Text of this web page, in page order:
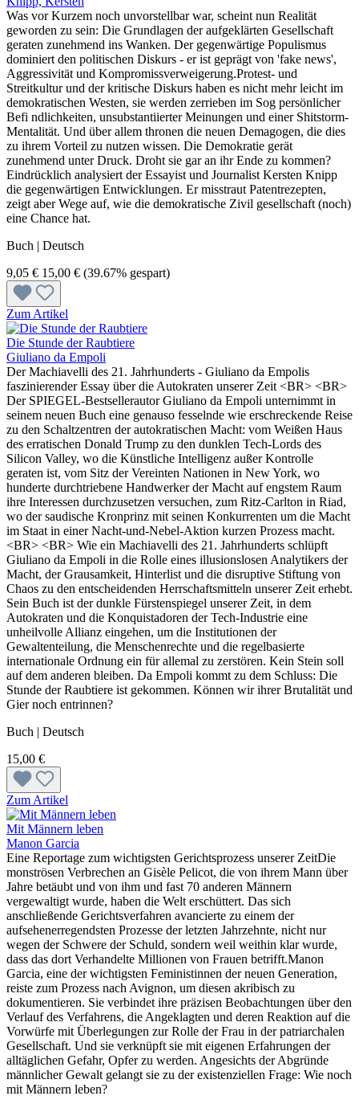
Was vor Kurzem noch unvorstellbar war, scheint nun Realität
geworden zu sein: Die Grundlagen der aufgeklärten Gesellschaft
geraten zunehmend ins Wanken. Der gegenwärtige Populismus
dominiert den politischen Diskurs - er ist geprägt von 'fake news',
Aggressivität und Kompromissverweigerung.Protest- und
Streitkultur und der kritische Diskurs haben es nicht mehr leicht im
demokratischen Westen, sie werden zerrieben im Sog persönlicher
Befi ndlichkeiten, unsubstantiierter Meinungen und einer Shitstorm-
Mentalität. Und über allem thronen die neuen Demagogen, die dies
zu ihrem Vorteil zu nutzen wissen. Die Demokratie gerät
zunehmend unter Druck. Droht sie gar an ihr Ende zu kommen?
Eindrücklich analysiert der Essayist und Journalist Kersten Knipp
die gegenwärtigen Entwicklungen. Er misstraut Patentrezepten,
zeigt aber Wege auf, wie die demokratische Zivil gesellschaft (noch)
eine Chance hat.
Buch | Deutsch
9,05 € 15,00 € (39.67% gespart)
Zum Artikel
Die Stunde der Raubtiere
Giuliano da Empoli
Der Machiavelli des 21. Jahrhunderts - Giuliano da Empolis
faszinierender Essay über die Autokraten unserer Zeit <BR> <BR>
Der SPIEGEL-Bestsellerautor Giuliano da Empoli unternimmt in
seinem neuen Buch eine genauso fesselnde wie erschreckende Reise
zu den Schaltzentren der autokratischen Macht: vom Weißen Haus
des erratischen Donald Trump zu den dunklen Tech-Lords des
Silicon Valley, wo die Künstliche Intelligenz außer Kontrolle
geraten ist, vom Sitz der Vereinten Nationen in New York, wo
hunderte durchtriebene Handwerker der Macht auf engstem Raum
ihre Interessen durchzusetzen versuchen, zum Ritz-Carlton in Riad,
wo der saudische Kronprinz mit seinen Konkurrenten um die Macht
im Staat in einer Nacht-und-Nebel-Aktion kurzen Prozess macht.
<BR> <BR> Wie ein Machiavelli des 21. Jahrhunderts schlüpft
Giuliano da Empoli in die Rolle eines illusionslosen Analytikers der
Macht, der Grausamkeit, Hinterlist und die disruptive Stiftung von
Chaos zu den entscheidenden Herrschaftsmitteln unserer Zeit erhebt.
Sein Buch ist der dunkle Fürstenspiegel unserer Zeit, in dem
Autokraten und die Konquistadoren der Tech-Industrie eine
unheilvolle Allianz eingehen, um die Institutionen der
Gewaltenteilung, die Menschenrechte und die regelbasierte
internationale Ordnung ein für allemal zu zerstören. Kein Stein soll
auf dem anderen bleiben. Da Empoli kommt zu dem Schluss: Die
Stunde der Raubtiere ist gekommen. Können wir ihrer Brutalität und
Gier noch entrinnen?
Buch | Deutsch
15,00 €
Zum Artikel
Mit Männern leben
Manon Garcia
Eine Reportage zum wichtigsten Gerichtsprozess unserer ZeitDie
monströsen Verbrechen an Gisèle Pelicot, die von ihrem Mann über
Jahre betäubt und von ihm und fast 70 anderen Männern
vergewaltigt wurde, haben die Welt erschüttert. Das sich
anschließende Gerichtsverfahren avancierte zu einem der
aufsehenerregendsten Prozesse der letzten Jahrzehnte, nicht nur
wegen der Schwere der Schuld, sondern weil weithin klar wurde,
dass das dort Verhandelte Millionen von Frauen betrifft.Manon
Garcia, eine der wichtigsten Feministinnen der neuen Generation,
reiste zum Prozess nach Avignon, um diesen akribisch zu
dokumentieren. Sie verbindet ihre präzisen Beobachtungen über den
Verlauf des Verfahrens, die Angeklagten und deren Reaktion auf die
Vorwürfe mit Überlegungen zur Rolle der Frau in der patriarchalen
Gesellschaft. Und sie verknüpft sie mit eigenen Erfahrungen der
alltäglichen Gefahr, Opfer zu werden. Angesichts der Abgründe
männlicher Gewalt gelangt sie zu der existenziellen Frage: Wie noch
mit Männern leben?